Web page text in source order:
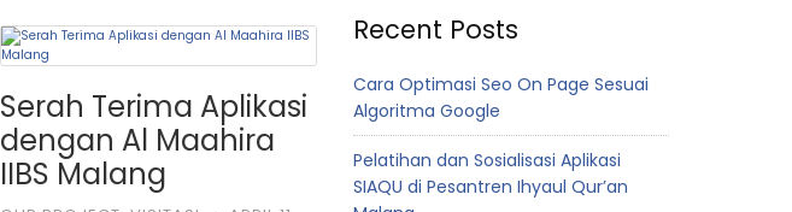
Serah Terima Aplikasi
dengan Al Maahira
IIBS Malang
Recent Posts
Cara Optimasi Seo On Page Sesuai
Algoritma Google
Pelatihan dan Sosialisasi Aplikasi
SIAQU di Pesantren Ihyaul Qur’an